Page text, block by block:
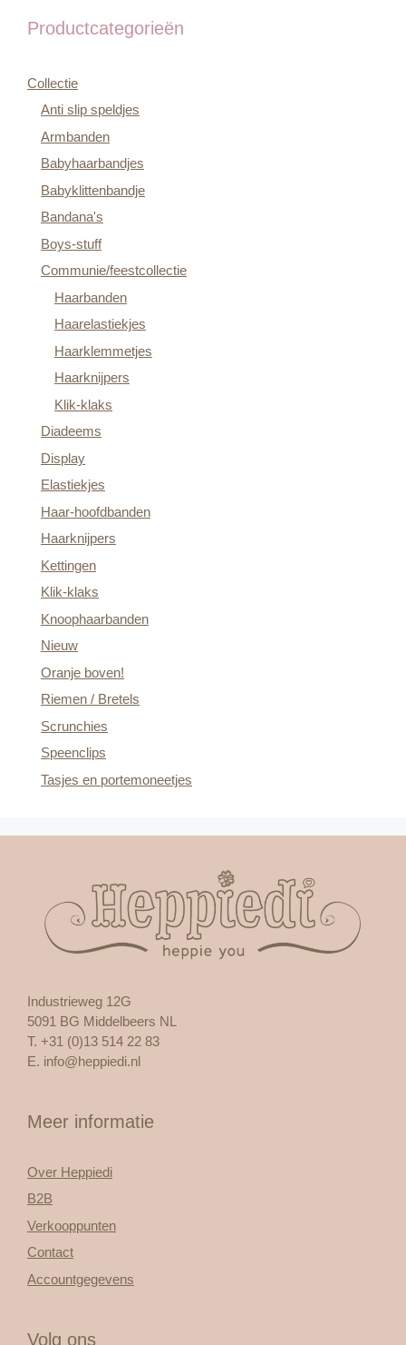
Productcategorieën
Collectie
Anti slip speldjes
Armbanden
Babyhaarbandjes
Babyklittenbandje
Bandana's
Boys-stuff
Communie/feestcollectie
Haarbanden
Haarelastiekjes
Haarklemmetjes
Haarknijpers
Klik-klaks
Diadeems
Display
Elastiekjes
Haar-hoofdbanden
Haarknijpers
Kettingen
Klik-klaks
Knoophaarbanden
Nieuw
Oranje boven!
Riemen / Bretels
Scrunchies
Speenclips
Tasjes en portemoneetjes
Industrieweg 12G
5091 BG Middelbeers NL
T. +31 (0)13 514 22 83
E. info@heppiedi.nl
Meer informatie
Over Heppiedi
B2B
Verkooppunten
Contact
Accountgegevens
Volg ons